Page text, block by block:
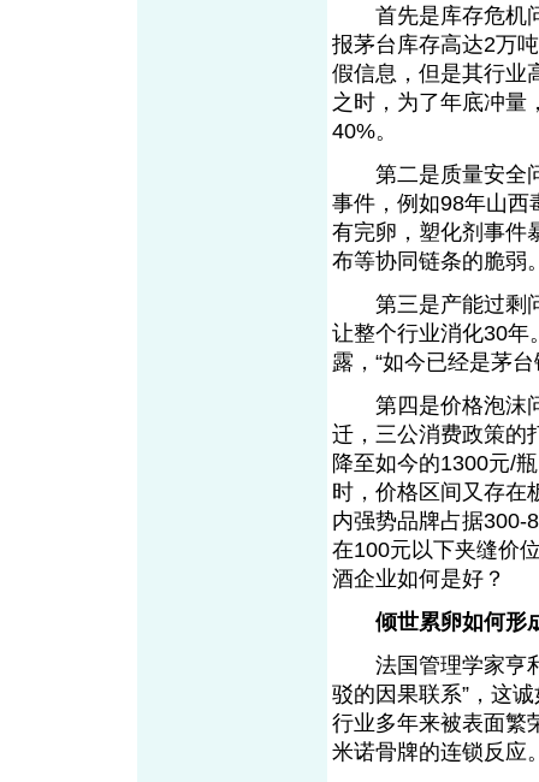
首先是库存危机问
报茅台库存高达2万
假信息，但是其行业
之时，为了年底冲量
40%。
第二是质量安全问
事件，例如98年山西
有完卵，塑化剂事件
布等协同链条的脆弱
第三是产能过剩问
让整个行业消化30年
露，“如今已经是茅
第四是价格泡沫问
迁，三公消费政策的
降至如今的1300元/
时，价格区间又存在
内强势品牌占据300-
在100元以下夹缝价
酒企业如何是好
倾世累卵如何形
法国管理学家亨利
驳的因果联系”，这
行业多年来被表面繁
米诺骨牌的连锁反应